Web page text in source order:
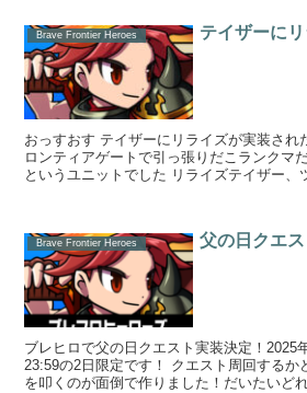
Brave Frontier Heroes テイザーに
おっすおす テイザーにリライズが実装されたんですよ もともと、フ
ロンティアゲートで引っ張りだこランクマ
というユニットでした リライズテイザー、ツヨイ ランクマでも使
Brave Frontier Heroes 父の日クエ
ブレヒロで父の日クエスト実装決定！2025
23:59の2日限定です！ クエスト周回するかどうか検討するのに電卓
を叩くのが面倒で作りました！だいたいど